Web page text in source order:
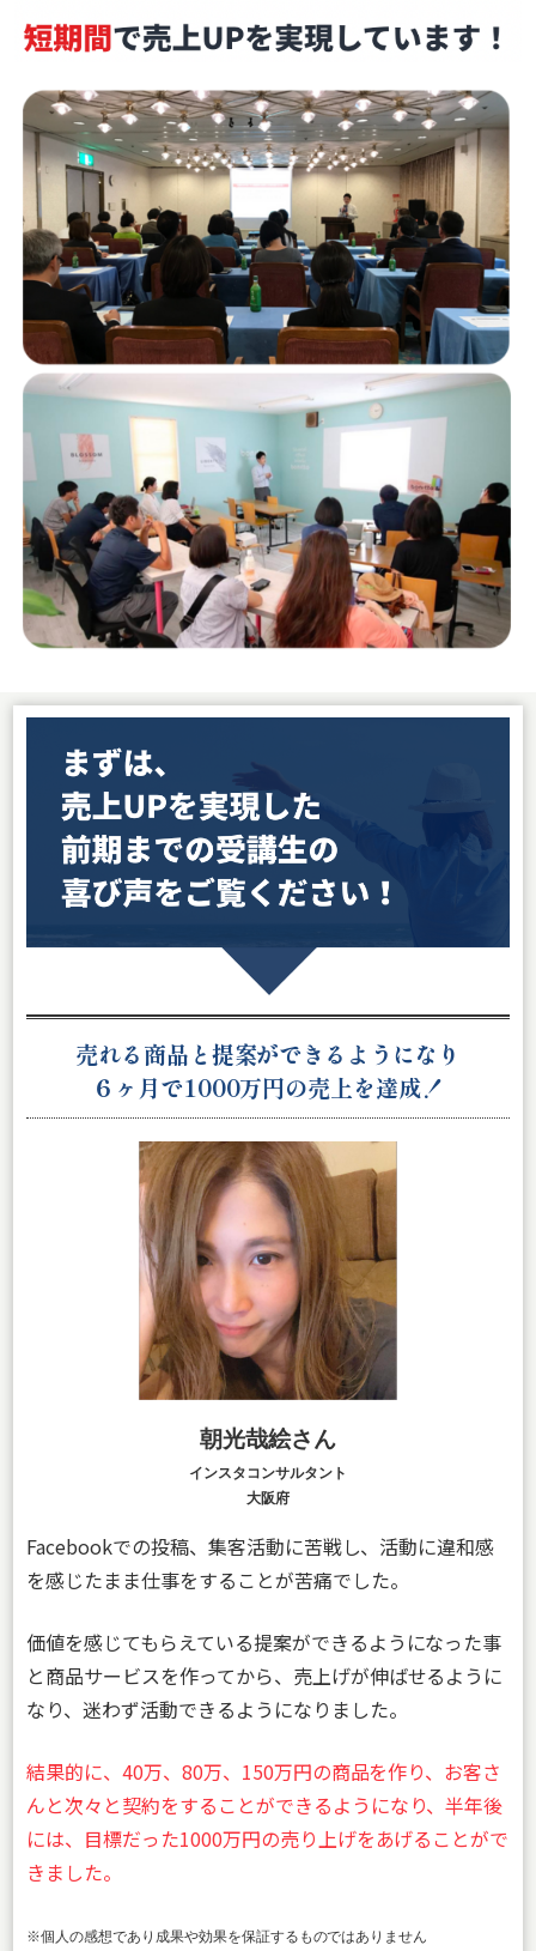
売れる商品と提案ができるようになり
６ヶ月で1000万円の売上を達成！
朝光哉絵さん
インスタコンサルタント
大阪府
Facebookでの投稿、集客活動に苦戦し、活動に違和感
を感じたまま仕事をすることが苦痛でした。
価値を感じてもらえている提案ができるようになった事
と商品サービスを作ってから、売上げが伸ばせるように
なり、迷わず活動できるようになりました。
結果的に、40万、80万、150万円の商品を作り、お客さ
んと次々と契約をすることができるようになり、半年後
には、目標だった1000万円の売り上げをあげることがで
きました。
※個人の感想であり成果や効果を保証するものではありません